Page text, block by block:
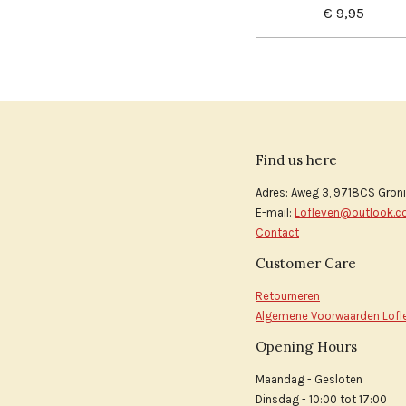
€ 9,95
Find us here
Adres: Aweg 3, 9718CS
E-mail:
Contact
Customer Care
Retourneren
Algemene Voorwaarden
Opening Hours
Maandag - Gesloten
Dinsdag - 10:00 tot 17:00